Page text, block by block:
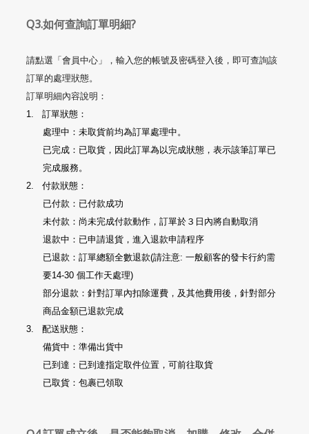
Q3.如何查詢訂單明細?
請點選「會員中心」，輸入您的帳號及密碼登入後，即可查詢該
訂單的處理狀態。
訂單明細內容說明：
1.
訂單狀態：
處理中：未取貨前均為訂單處理中。
已完成：已取貨，因此訂單為以完成狀態，表示該筆訂單已
完成服務。
2.
付款狀態：
已付款：已付款成功
未付款：尚未完成付款動作，訂單於３日內將自動取消
退款中：已申請退貨，進入退款申請程序
已退款：訂單總額全數退款(請注意: 一般顧客的發卡行約需
要14-30 個工作天處理)
部分退款：針對訂單內扣除運費，及其他費用後，針對部分
商品金額已退款完成
3.
配送狀態：
備貨中：準備出貨中
已到達：已到達指定取件位置，可前往取貨
已取貨：包裹已領取